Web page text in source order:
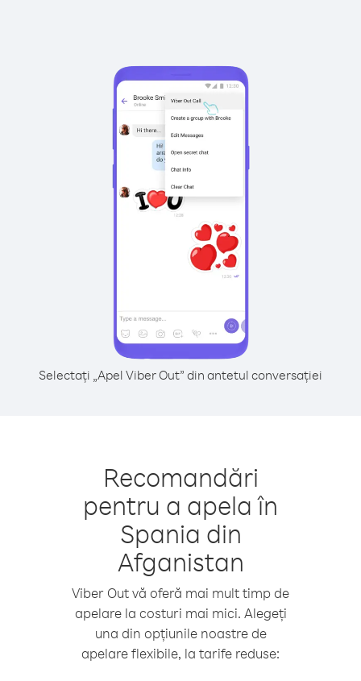
Selectați „Apel Viber Out” din antetul conversației
Recomandări
pentru a apela în
Spania din
Afganistan
Viber Out vă oferă mai mult timp de
apelare la costuri mai mici. Alegeți
una din opțiunile noastre de
apelare flexibile, la tarife reduse: